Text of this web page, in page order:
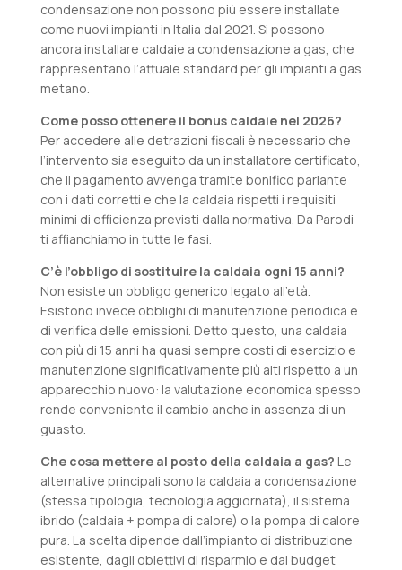
condensazione non possono più essere installate
come nuovi impianti in Italia dal 2021. Si possono
ancora installare caldaie a condensazione a gas, che
rappresentano l’attuale standard per gli impianti a gas
metano.
Come posso ottenere il bonus caldaie nel 2026?
Per accedere alle detrazioni fiscali è necessario che
l’intervento sia eseguito da un installatore certificato,
che il pagamento avvenga tramite bonifico parlante
con i dati corretti e che la caldaia rispetti i requisiti
minimi di efficienza previsti dalla normativa. Da Parodi
ti affianchiamo in tutte le fasi.
C’è l’obbligo di sostituire la caldaia ogni 15 anni?
Non esiste un obbligo generico legato all’età.
Esistono invece obblighi di manutenzione periodica e
di verifica delle emissioni. Detto questo, una caldaia
con più di 15 anni ha quasi sempre costi di esercizio e
manutenzione significativamente più alti rispetto a un
apparecchio nuovo: la valutazione economica spesso
rende conveniente il cambio anche in assenza di un
guasto.
Che cosa mettere al posto della caldaia a gas? Le
alternative principali sono la caldaia a condensazione
(stessa tipologia, tecnologia aggiornata), il sistema
ibrido (caldaia + pompa di calore) o la pompa di calore
pura. La scelta dipende dall’impianto di distribuzione
esistente, dagli obiettivi di risparmio e dal budget